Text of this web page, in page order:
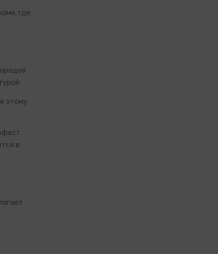
где
этому
в